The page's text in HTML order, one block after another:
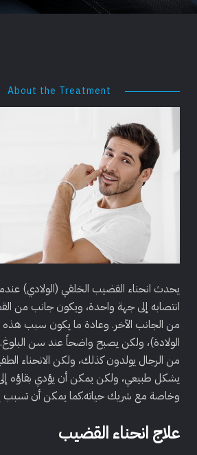
About the Treatment
يحدث انحناء القضيب الخلقي (الولادي)
انتصابه إلى جهة واحدة، ويكون جانب من
من الجانب الآخر. وعادة ما يكون سبب هذه
من الرجال يولدون كذلك، ولكن الانحناء
يشكل طبيعي، ولكن يمكن أن يؤدي بقاؤه
وخاصة مع شريك حياته.كما يمكن أن تسبب
علاج انحناء القضيب